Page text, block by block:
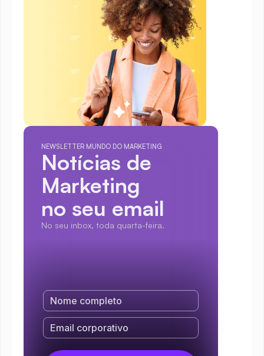
NEWSLETTER MUNDO DO MARKETING
Notícias de
Marketing
no seu email
No seu inbox, toda quarta-feira.